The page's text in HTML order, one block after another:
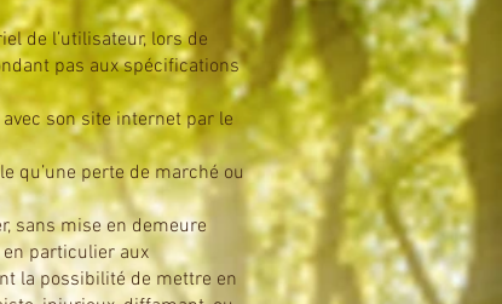
de l’utilisateur, lors de
pas aux spécifications
son site internet par le
qu’une perte de marché ou
sans mise en demeure
particulier aux
la possibilité de mettre en